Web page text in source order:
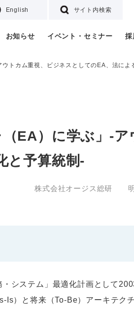
English サイト内検索
お知らせ イベント・セミナー 採
トカム重視、ビジネスとしてのEA、法によ
EA）に学ぶ」-ア
と予算統制-
株式会社オージス総研
システム」最適化計画として
Is）と将来（To-Be）アーキテク